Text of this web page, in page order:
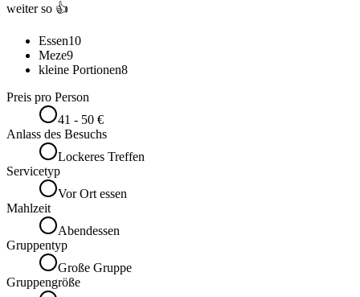
weiter so 👍
Essen10
Meze9
kleine Portionen8
Preis pro Person
41 - 50 €
Anlass des Besuchs
Lockeres Treffen
Servicetyp
Vor Ort essen
Mahlzeit
Abendessen
Gruppentyp
Große Gruppe
Gruppengröße